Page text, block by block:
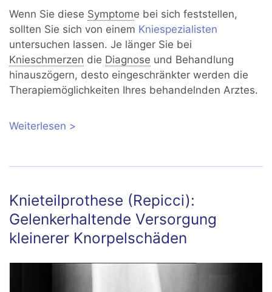
Wenn Sie diese Symptome bei sich feststellen,
sollten Sie sich von einem Kniespezialisten
untersuchen lassen. Je länger Sie bei
Knieschmerzen die Diagnose und Behandlung
hinauszögern, desto eingeschränkter werden die
Therapiemöglichkeiten Ihres behandelnden Arztes.
Weiterlesen über Kniearthrose gelenkerhaltend
Knieteilprothese (Repicci):
Gelenkerhaltende Versorgung
kleinerer Knorpelschäden